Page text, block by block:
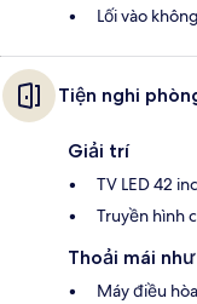
Lối vào
Tiện nghi
Giải trí
TV LED 42
Truyền hình
Thoải mái
Máy điều